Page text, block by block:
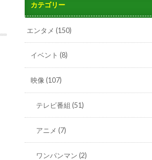
カテゴリー
エンタメ(150)
イベント (8)
映像 (107)
テレビ番組(51)
アニメ(7)
ワンパンマン(2)